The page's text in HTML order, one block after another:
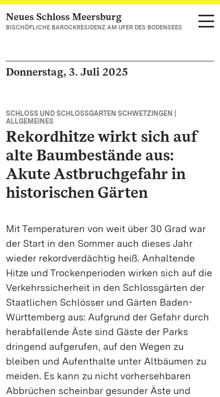
Zum Hauptinhalt springen
Neues Schloss Meersburg
BISCHÖFLICHE BAROCKRESIDENZ AM UFER DES BODENSEES
Donnerstag, 3. Juli 2025
SCHLOSS UND SCHLOSSGARTEN SCHWETZINGEN |
ALLGEMEINES
Rekordhitze wirkt sich auf
alte Baumbestände aus:
Akute Astbruchgefahr in
historischen Gärten
Mit Temperaturen von weit über 30 Grad war
der Start in den Sommer auch dieses Jahr
wieder rekordverdächtig heiß. Anhaltende
Hitze und Trockenperioden wirken sich auf die
Verkehrssicherheit in den Schlossgärten der
Staatlichen Schlösser und Gärten Baden-
Württemberg aus: Aufgrund der Gefahr durch
herabfallende Äste sind Gäste der Parks
dringend aufgerufen, auf den Wegen zu
bleiben und Aufenthalte unter Altbäumen zu
meiden. Es kann zu nicht vorhersehbaren
Abbrüchen scheinbar gesunder Äste und